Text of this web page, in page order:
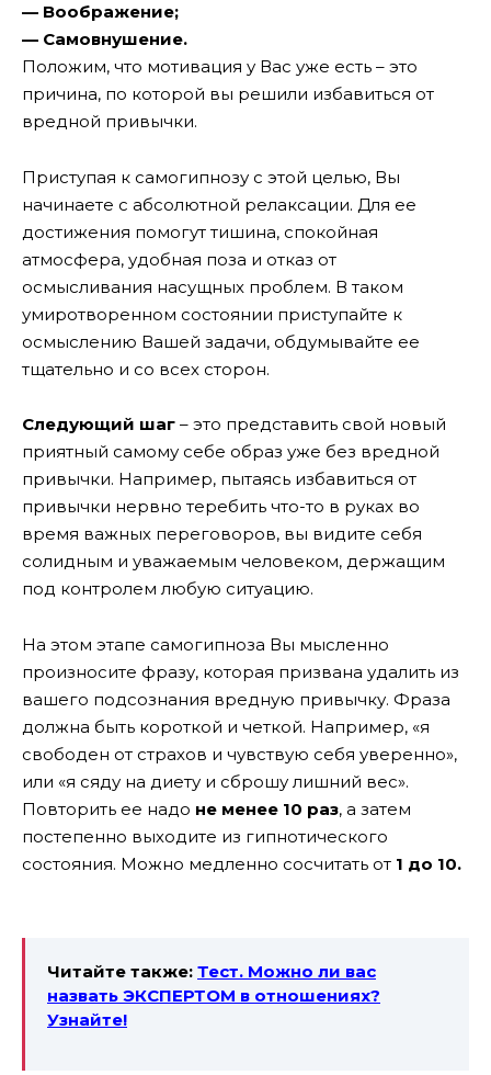
— Воображение;
— Самовнушение.
Положим, что мотивация у Вас уже есть – это
причина, по которой вы решили избавиться от
вредной привычки.
Приступая к самогипнозу с этой целью, Вы
начинаете с абсолютной релаксации. Для ее
достижения помогут тишина, спокойная
атмосфера, удобная поза и отказ от
осмысливания насущных проблем. В таком
умиротворенном состоянии приступайте к
осмыслению Вашей задачи, обдумывайте ее
тщательно и со всех сторон.
Следующий шаг – это представить свой новый
приятный самому себе образ уже без вредной
привычки. Например, пытаясь избавиться от
привычки нервно теребить что-то в руках во
время важных переговоров, вы видите себя
солидным и уважаемым человеком, держащим
под контролем любую ситуацию.
На этом этапе самогипноза Вы мысленно
произносите фразу, которая призвана удалить из
вашего подсознания вредную привычку. Фраза
должна быть короткой и четкой. Например, «я
свободен от страхов и чувствую себя уверенно»,
или «я сяду на диету и сброшу лишний вес».
Повторить ее надо не менее 10 раз, а затем
постепенно выходите из гипнотического
состояния. Можно медленно сосчитать от 1 до 10.
Читайте также: Тест. Можно ли вас
назвать ЭКСПЕРТОМ в отношениях?
Узнайте!